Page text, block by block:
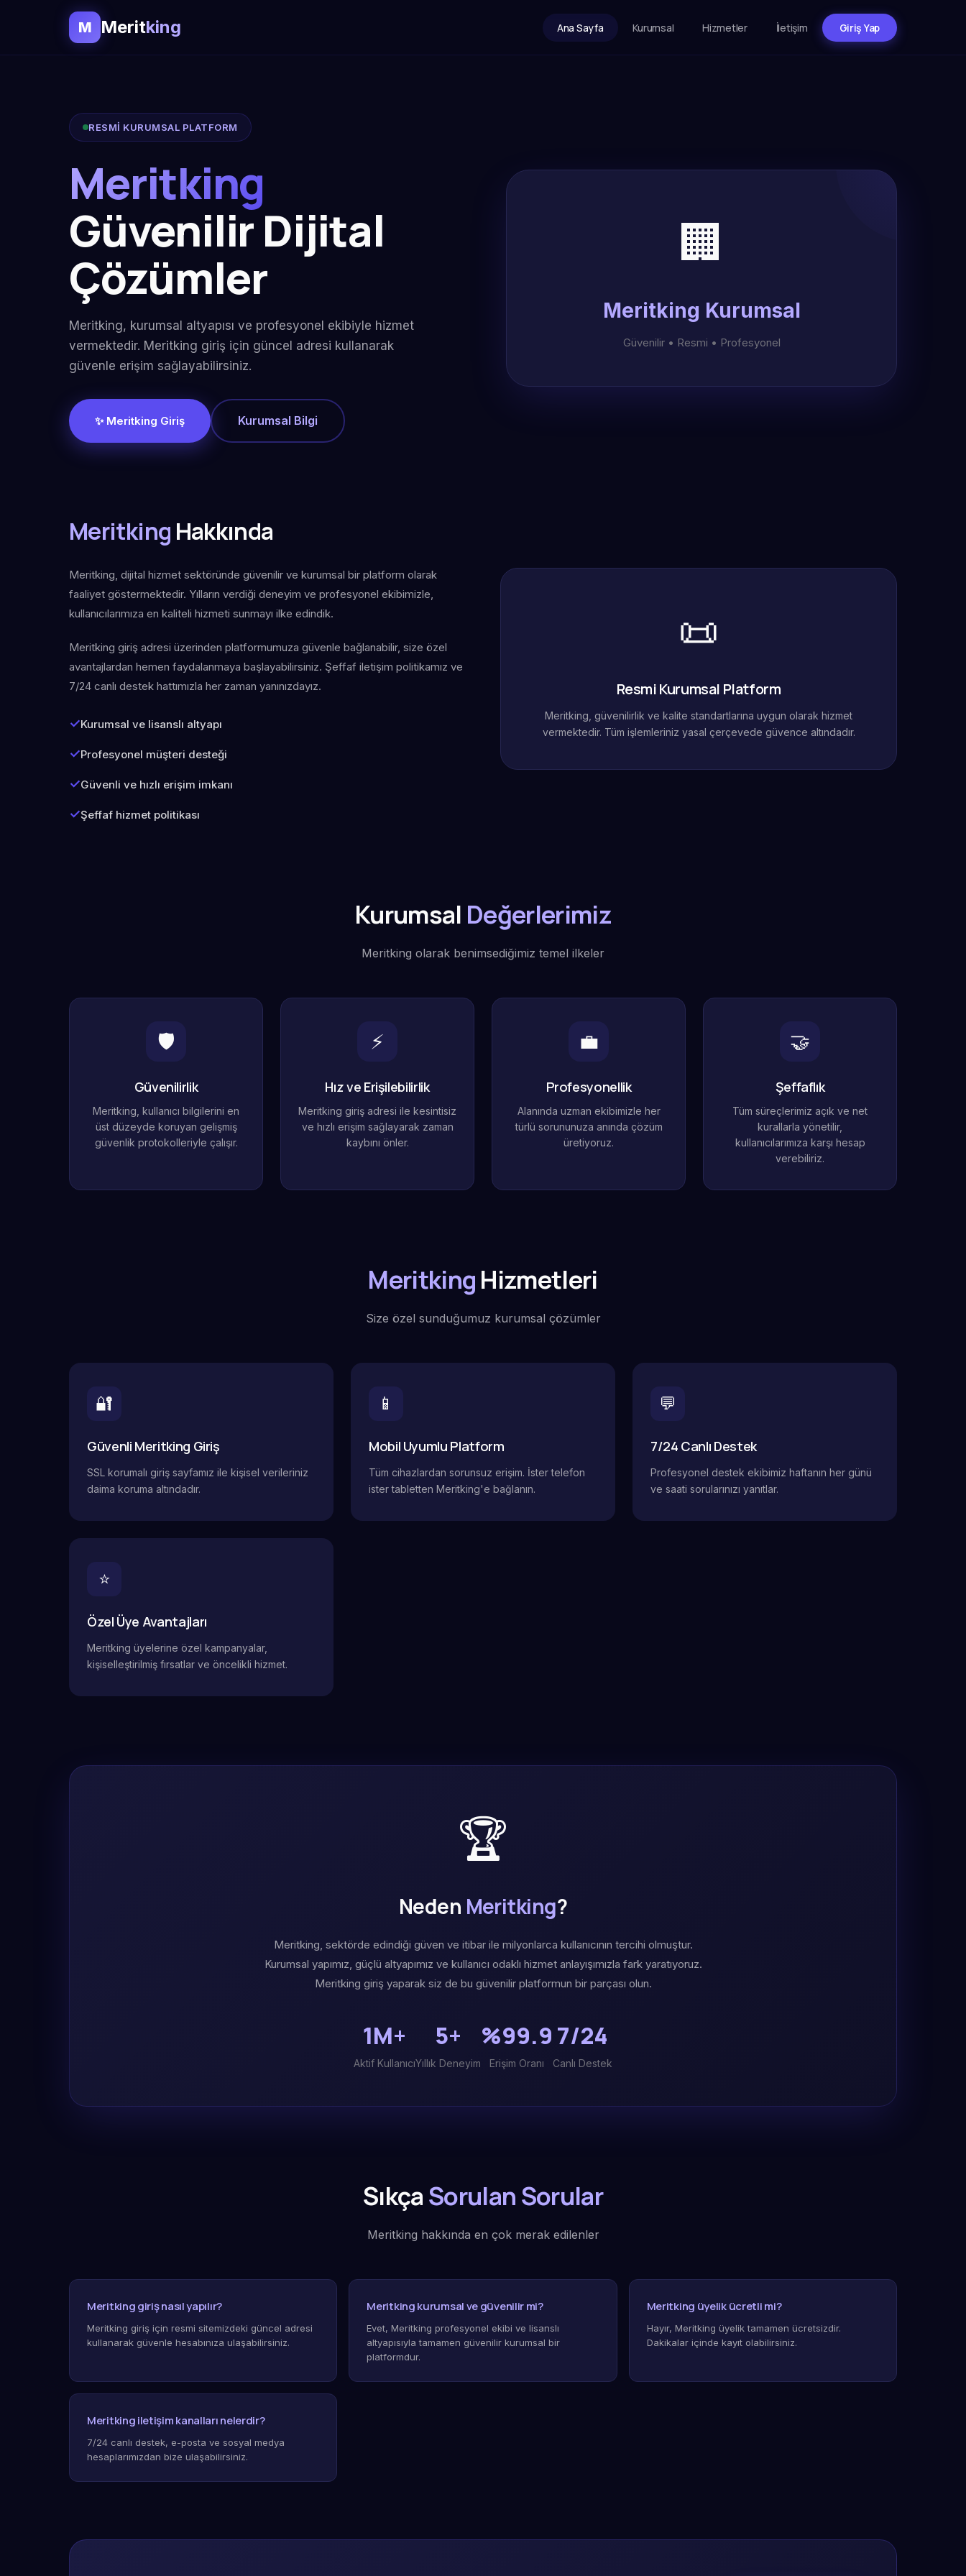
M Meritking Ana Sayfa Kurumsal Hizmetler İletişim Giriş Yap
RESMİ KURUMSAL PLATFORM
Meritking
Güvenilir Dijital
Çözümler
Meritking, kurumsal altyapısı ve profesyonel ekibiyle hizmet
vermektedir. Meritking giriş için güncel adresi kullanarak
güvenle erişim sağlayabilirsiniz.
✨ Meritking Giriş Kurumsal Bilgi
🏢
Meritking Kurumsal
Güvenilir • Resmi • Profesyonel
Meritking Hakkında
Meritking, dijital hizmet sektöründe güvenilir ve kurumsal bir platform olarak
faaliyet göstermektedir. Yılların verdiği deneyim ve profesyonel ekibimizle,
kullanıcılarımıza en kaliteli hizmeti sunmayı ilke edindik.
Meritking giriş adresi üzerinden platformumuza güvenle bağlanabilir, size özel
avantajlardan hemen faydalanmaya başlayabilirsiniz. Şeffaf iletişim politikamız ve
7/24 canlı destek hattımızla her zaman yanınızdayız.
Kurumsal ve lisanslı altyapı
Profesyonel müşteri desteği
Güvenli ve hızlı erişim imkanı
Şeffaf hizmet politikası
📜
Resmi Kurumsal Platform
Meritking, güvenilirlik ve kalite standartlarına uygun olarak hizmet
vermektedir. Tüm işlemleriniz yasal çerçevede güvence altındadır.
Kurumsal Değerlerimiz
Meritking olarak benimsediğimiz temel ilkeler
🛡️
Güvenilirlik
Meritking, kullanıcı bilgilerini en
üst düzeyde koruyan gelişmiş
güvenlik protokolleriyle çalışır.
⚡
Hız ve Erişilebilirlik
Meritking giriş adresi ile kesintisiz
ve hızlı erişim sağlayarak zaman
kaybını önler.
💼
Profesyonellik
Alanında uzman ekibimizle her
türlü sorununuza anında çözüm
üretiyoruz.
🤝
Şeffaflık
Tüm süreçlerimiz açık ve net
kurallarla yönetilir,
kullanıcılarımıza karşı hesap
verebiliriz.
MeritkingHizmetleri
Size özel sunduğumuz kurumsal çözümler
🔐
Güvenli Meritking Giriş
SSL korumalı giriş sayfamız ile kişisel verileriniz
daima koruma altındadır.
📱
Mobil Uyumlu Platform
Tüm cihazlardan sorunsuz erişim. İster telefon
ister tabletten Meritking'e bağlanın.
💬
7/24 Canlı Destek
Profesyonel destek ekibimiz haftanın her günü
ve saati sorularınızı yanıtlar.
⭐
Özel Üye Avantajları
Meritking üyelerine özel kampanyalar,
kişiselleştirilmiş fırsatlar ve öncelikli hizmet.
🏆
Neden Meritking?
Meritking, sektörde edindiği güven ve itibar ile milyonlarca kullanıcının tercihi olmuştur.
Kurumsal yapımız, güçlü altyapımız ve kullanıcı odaklı hizmet anlayışımızla fark yaratıyoruz.
Meritking giriş yaparak siz de bu güvenilir platformun bir parçası olun.
1M+
Aktif Kullanıcı
5+
Yıllık Deneyim
%99.9
Erişim Oranı
7/24
Canlı Destek
SıkçaSorulan Sorular
Meritking hakkında en çok merak edilenler
Meritking giriş nasıl yapılır?
Meritking giriş için resmi sitemizdeki güncel adresi
kullanarak güvenle hesabınıza ulaşabilirsiniz.
Meritking kurumsal ve güvenilir mi?
Evet, Meritking profesyonel ekibi ve lisanslı
altyapısıyla tamamen güvenilir kurumsal bir
platformdur.
Meritking üyelik ücretli mi?
Hayır, Meritking üyelik tamamen ücretsizdir.
Dakikalar içinde kayıt olabilirsiniz.
Meritking iletişim kanalları nelerdir?
7/24 canlı destek, e-posta ve sosyal medya
hesaplarımızdan bize ulaşabilirsiniz.